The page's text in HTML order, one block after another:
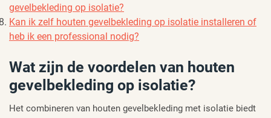
gevelbekleding op isolatie?
Kan ik zelf houten gevelbekleding op isolatie installeren of
heb ik een professional nodig?
Wat zijn de voordelen van houten
gevelbekleding op isolatie?
Het combineren van houten gevelbekleding met isolatie biedt